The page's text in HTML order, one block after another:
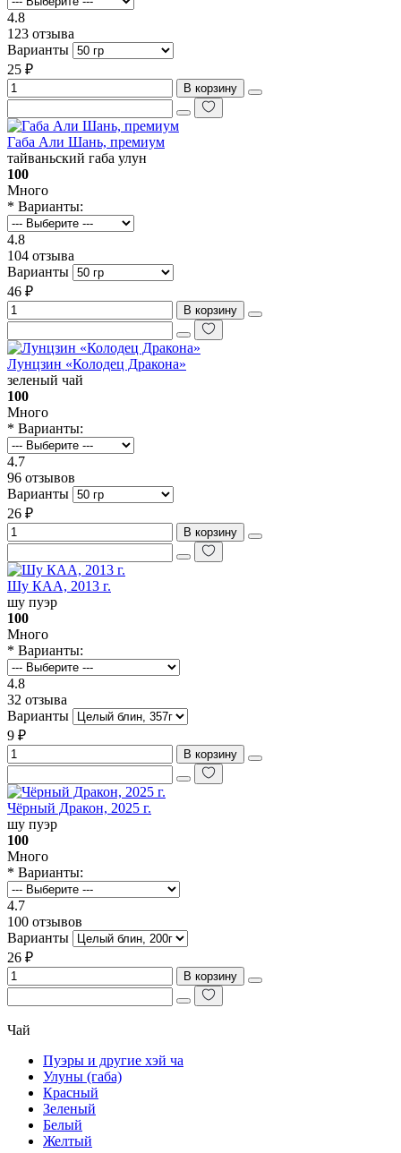
4.8
123 отзыва
Варианты
25 ₽
В корзину
Габа Али Шань, премиум
тайваньский габа улун
100
Много
* Варианты:
4.8
104 отзыва
Варианты
46 ₽
В корзину
Лунцзин «Колодец Дракона»
зеленый чай
100
Много
* Варианты:
4.7
96 отзывов
Варианты
26 ₽
В корзину
Шу КАА, 2013 г.
шу пуэр
100
Много
* Варианты:
4.8
32 отзыва
Варианты
9 ₽
В корзину
Чёрный Дракон, 2025 г.
шу пуэр
100
Много
* Варианты:
4.7
100 отзывов
Варианты
26 ₽
В корзину
Чай
Пуэры и другие хэй ча
Улуны (габа)
Красный
Зеленый
Белый
Желтый